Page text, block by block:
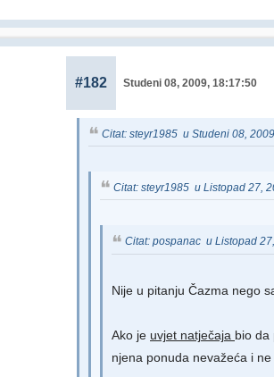
#182 Studeni 08, 2009, 18:17:50
Citat: steyr1985 u Studeni 08,
Citat: steyr1985 u Listopad 27,
Citat: pospanac u Listopad
Nije u pitanju Čazma nego
Ako je uvjet natječaja bio da
njena ponuda nevažeća i